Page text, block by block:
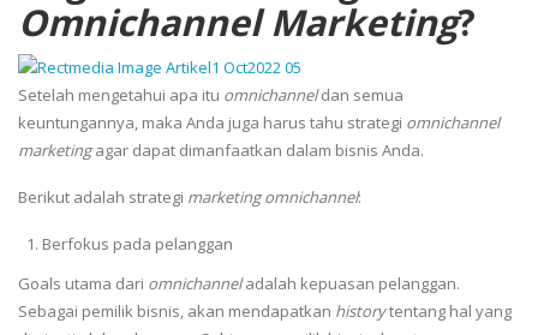
Omnichannel Marketing?
Setelah mengetahui apa itu omnichanneldan semua
keuntungannya, maka Anda juga harus tahu strategi omnichannel
marketingagar dapat dimanfaatkan dalam bisnis Anda.
Berikut adalah strategi marketing omnichannel:
Berfokus pada pelanggan
Goals utama dari omnichanneladalah kepuasan pelanggan.
Sebagai pemilik bisnis, akan mendapatkan historytentang hal yang